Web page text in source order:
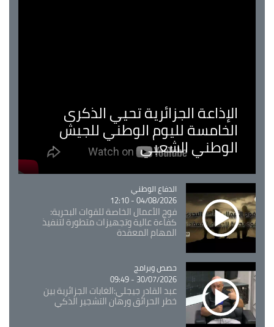
الإذاعة الجزائرية تحيي الذكرى
الخامسة لليوم الوطني للجيش
الوطني الشعبي
Catégorie
الدفاع الوطني
04/08/2026 - 12:10
فوج الأعمال الخاصة للقوات البحرية:
كفاءة عالية وتجهيزات متطورة لتنفيذ
المهام المعقدة
Catégorie
حصص وبرامج
30/07/2026 - 09:49
عبد القادر جيجلي:الغابات الجزائرية بين
خطر الحرائق ورهان التشجير الذكي